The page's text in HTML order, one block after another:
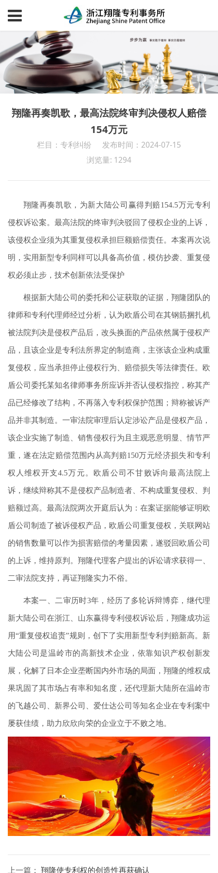
翔隆再奏凯歌，最高法院终审判决侵权人赔偿
154万元
栏目：专利纠纷
发布时间：2024-07-15
浏览量: 1294
翔隆再奏凯歌，为新大陆公司赢得判赔154.5万元专利
侵权诉讼案。最高法院的终审判决驳回了侵权企业的上诉，
该侵权企业须为其重复侵权承担巨额赔偿责任。本案再次说
明，实用新型专利同样可以具备高价值，模仿抄袭、重复侵
权必须止步，技术创新依法受保护
根据新大陆公司的委托和公证获取的证据，翔隆团队的
律师和专利代理师经过分析，认为欧盾公司在其钢筋捆扎机
被法院判决是侵权产品后，改头换面的产品依然属于侵权产
品，且该企业是专利法所界定的制造商，主张该企业构成重
复侵权，应当承担停止侵权行为、赔偿损失等法律责任。欧
盾公司委托某知名律师事务所应诉并否认侵权指控，称其产
品已经修改了结构，不再落入专利权保护范围；辩称被诉产
品并非其制造。一审法院审理后认定涉讼产品是侵权产品，
该企业实施了制造、销售侵权行为且主观恶意明显、情节严
重，遂在法定赔偿范围内从高判赔1 50万元经济损失和专利
权人维权开支4.5万元。欧盾公司不甘败诉向最高法院上
诉，继续辩称其不是侵权产品制造者、不构成重复侵权、判
赔额过高。最高法院两次开庭后认为：在案证据能够证明欧
盾公司制造了被诉侵权产品，欧盾公司重复侵权，关联网站
的销售数量可以作为损害赔偿的考量因素，遂驳回欧盾公司
的上诉，维持原判。翔隆代理客户提出的诉讼请求获得一、
二审法院支持，再证翔隆实力不俗。
本案一、二审历时3年，经历了多轮诉辩博弈，继代理
新大陆公司在浙江、山东赢得专利侵权诉讼后，翔隆成功运
用“重复侵权追责”规则，创下了实用新型专利判赔新高。新
大陆公司是温岭市的高新技术企业，依靠知识产权创新发
展，化解了日本企业垄断国内外市场的局面，翔隆的维权成
果巩固了其市场占有率和知名度，还代理新大陆所在温岭市
的飞越公司、新界公司、爱仕达公司等知名企业在专利案中
屡获佳绩，助力欣欣向荣的企业立于不败之地。
上一篇： 翔隆使专利权的创造性再获确认